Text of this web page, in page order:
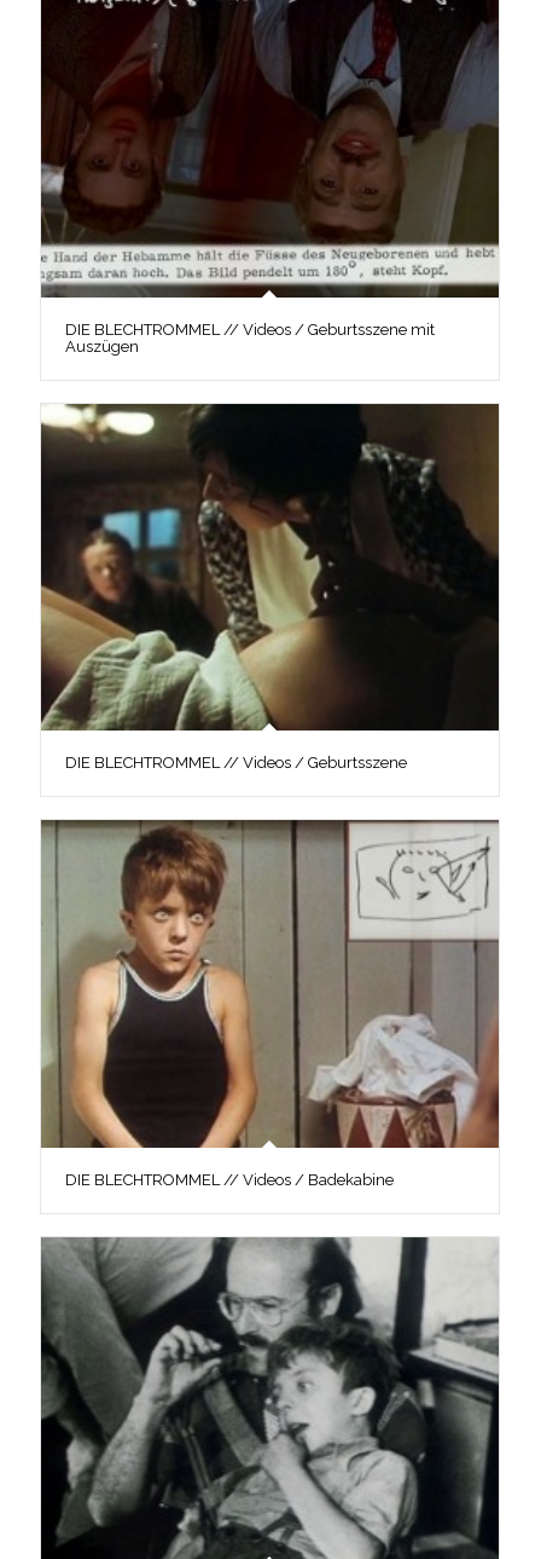
DIE BLECHTROMMEL // Videos / Geburtsszene mit
Auszügen
DIE BLECHTROMMEL // Videos / Geburtsszene
DIE BLECHTROMMEL // Videos / Badekabine